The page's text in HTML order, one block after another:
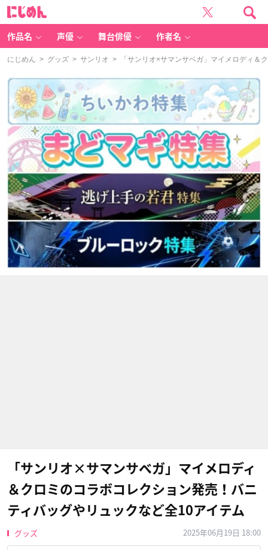
作品名 声優 舞台俳優 作者名
にじめん > グッズ > サンリオ > 「サンリオ×サマンサベガ」マイメロディ＆
「サンリオ×サマンサベガ」マイメロディ
＆クロミのコラボコレクション発売！バニ
ティバッグやリュックなど全10アイテム
グッズ 2025年06月19日 18:00